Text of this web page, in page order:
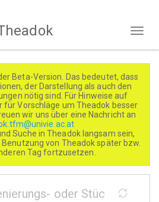
Beta-Version. Das bedeutet, dass
der Darstellung als auch den
nötig sind. Für Hinweise auf
Vorschläge um Theadok besser
wir uns über eine Nachricht an
Suche in Theadok langsam sein,
von Theadok später bzw.
Tag fortzusetzen.